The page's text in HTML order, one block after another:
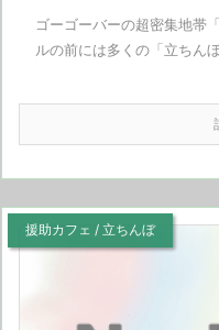
ゴーゴーバーの超密集地帯
ルの前には多くの「立ちん
援助カフェ / 立ちんぼ